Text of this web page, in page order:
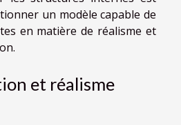
un modèle capable de
en matière de réalisme et
et réalisme